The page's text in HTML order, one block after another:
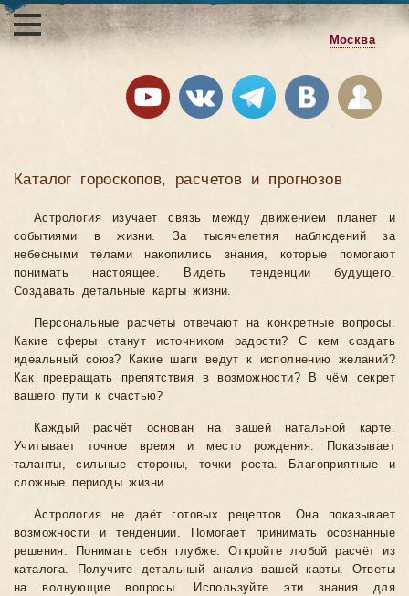
Москва
Каталог гороскопов, расчетов и прогнозов
Астрология изучает связь между движением планет и
событиями в жизни. За тысячелетия наблюдений за
небесными телами накопились знания, которые помогают
понимать настоящее. Видеть тенденции будущего.
Создавать детальные карты жизни.
Персональные расчёты отвечают на конкретные вопросы.
Какие сферы станут источником радости? С кем создать
идеальный союз? Какие шаги ведут к исполнению желаний?
Как превращать препятствия в возможности? В чём секрет
вашего пути к счастью?
Каждый расчёт основан на вашей натальной карте.
Учитывает точное время и место рождения. Показывает
таланты, сильные стороны, точки роста. Благоприятные и
сложные периоды жизни.
Астрология не даёт готовых рецептов. Она показывает
возможности и тенденции. Помогает принимать осознанные
решения. Понимать себя глубже. Откройте любой расчёт из
каталога. Получите детальный анализ вашей карты. Ответы
на волнующие вопросы. Используйте эти знания для